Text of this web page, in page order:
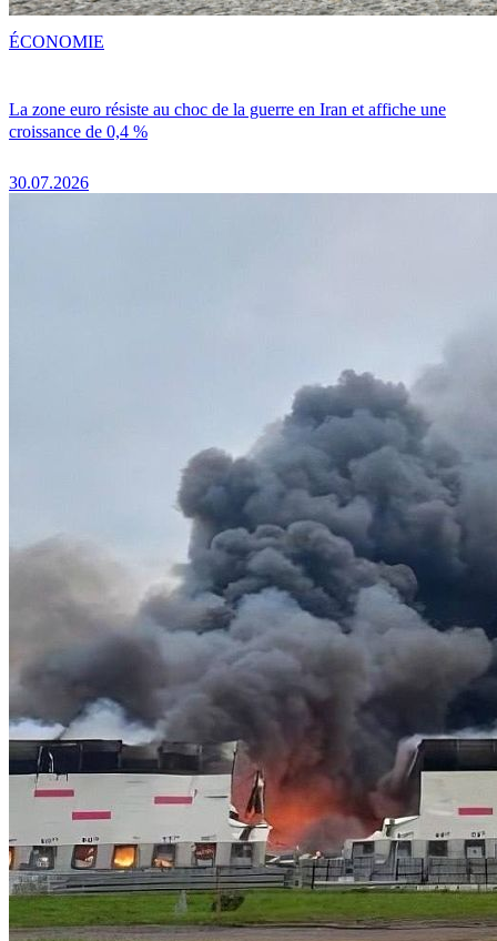
La zone euro résiste au choc de la guerre en Iran et affiche une
croissance de 0,4 %
30.07.2026
ÉCONOMIE